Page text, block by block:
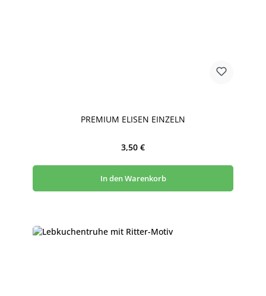
PREMIUM ELISEN EINZELN
Regulärer Preis:
3,50 €
In den Warenkorb